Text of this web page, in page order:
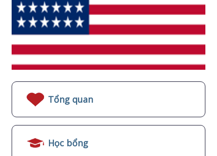
Tổng quan
Học bổng